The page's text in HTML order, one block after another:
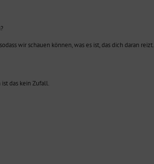
wir schauen können, was es ist, das dich daran reizt.
das kein Zufall.